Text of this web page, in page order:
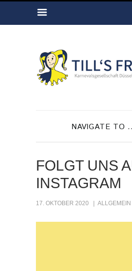
NAVIGATE TO
FOLGT UNS
INSTAGRAM
17. OKTOBER 2020 ALLGEMEIN